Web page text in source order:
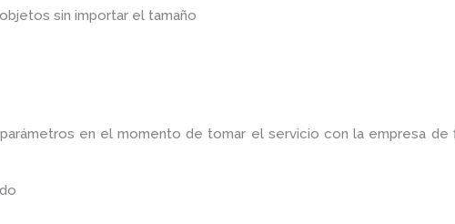
sin importar el tamaño
en el momento de tomar el servicio con la empresa de